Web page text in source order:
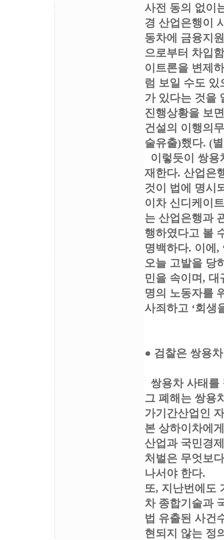
사전 동의 없이
경 산업은행이
동차에 금융지
으로부터 차입
이트론을 변제
럼 보일 수도
가 있다는 것을
진행상황을 보
건설의 이행의
술유출)했다. (
이렇듯이 쌍용
재한다. 산업은
것이 법에 명시
이차 신디케이
는 산업은행과
행하였다고 볼
명백하다. 이에,
오늘 고발을 당
민을 속이며,
명의 노동자를
사죄하고 ‘회생
● 검찰은 쌍용
쌍용차 사태를
그 폐해는 쌍용
가기간산업인
본 상하이차에
산업과 국민경
처벌은 무엇보
나서야 한다.
또, 지난번에도
차 종합기술과
법 유출된 사건
현되지 않는 정